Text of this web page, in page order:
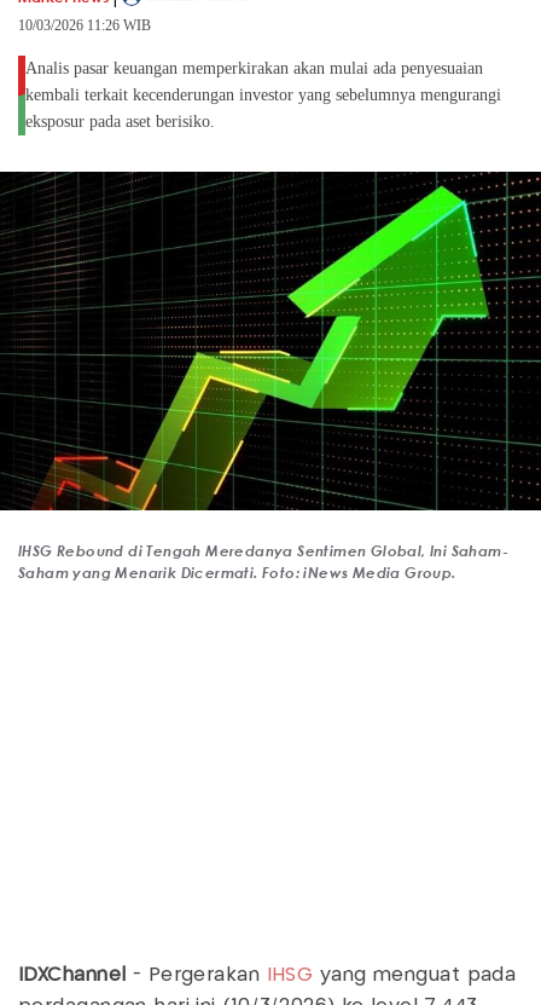
10/03/2026 11:26 WIB
Analis pasar keuangan memperkirakan akan mulai ada penyesuaian
kembali terkait kecenderungan investor yang sebelumnya mengurangi
eksposur pada aset berisiko.
IHSG Rebound di Tengah Meredanya Sentimen Global, Ini Saham-
Saham yang Menarik Dicermati. Foto: iNews Media Group.
IDXChannel - Pergerakan IHSG yang menguat pada